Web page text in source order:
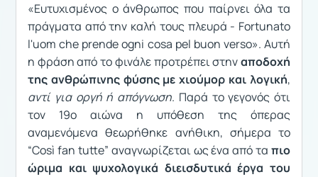
«Ευτυχισμένος ο άνθρωπος που παίρνει όλα τα
πράγματα από την καλή τους πλευρά - Fortunato
l'uom che prende ogni cosa pel buon verso». Αυτή
η φράση από το φινάλε προτρέπει στηναποδοχή
της ανθρώπινης φύσης με χιούμορ και λογική,
αντί για οργή ή απόγνωση. Παρά το γεγονός ότι
τον 19ο αιώνα η υπόθεση της όπερας
αναμενόμενα θεωρήθηκε ανήθικη, σήμερα το
“Così fan tutte” αναγνωρίζεται ως ένα από τα πιο
ώριμα και ψυχολογικά διεισδυτικά έργα του